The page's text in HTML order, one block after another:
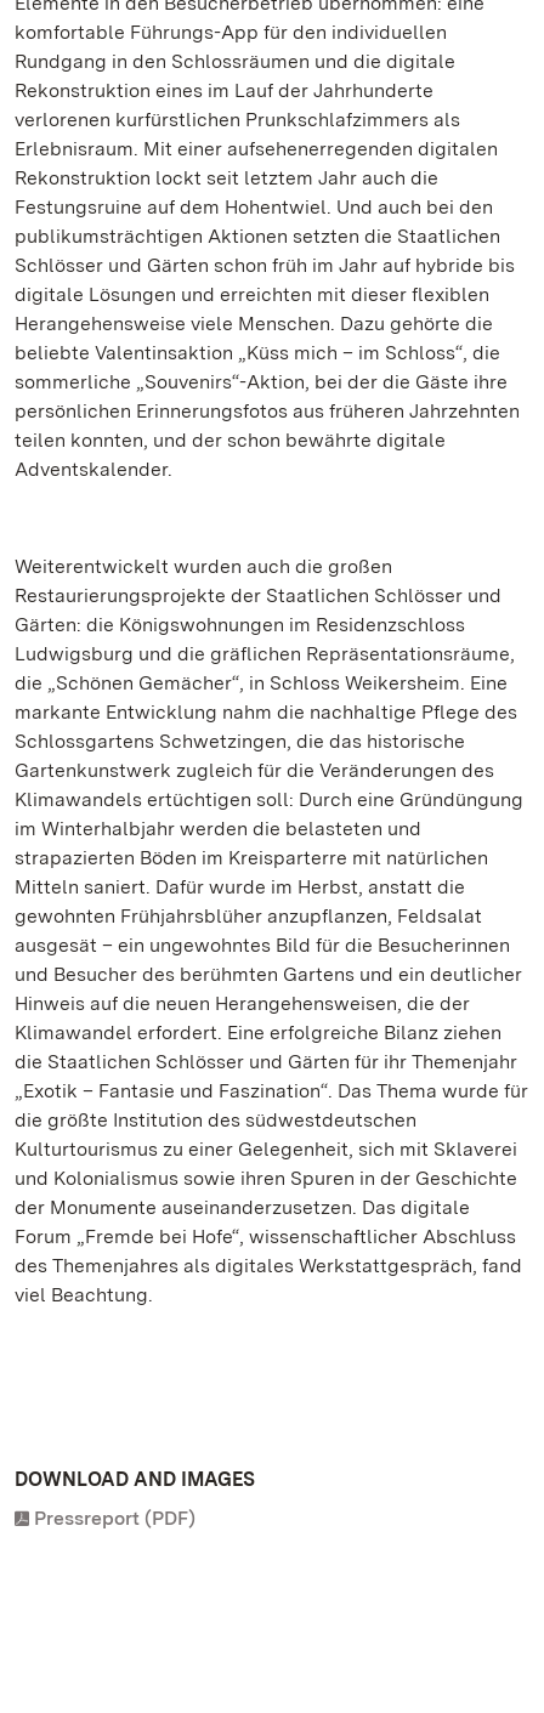
komfortable Führungs-App für den individuellen
Rundgang in den Schlossräumen und die digitale
Rekonstruktion eines im Lauf der Jahrhunderte
verlorenen kurfürstlichen Prunkschlafzimmers als
Erlebnisraum. Mit einer aufsehenerregenden digitalen
Rekonstruktion lockt seit letztem Jahr auch die
Festungsruine auf dem Hohentwiel. Und auch bei den
publikumsträchtigen Aktionen setzten die Staatlichen
Schlösser und Gärten schon früh im Jahr auf hybride bis
digitale Lösungen und erreichten mit dieser flexiblen
Herangehensweise viele Menschen. Dazu gehörte die
beliebte Valentinsaktion „Küss mich – im Schloss“, die
sommerliche „Souvenirs“-Aktion, bei der die Gäste ihre
persönlichen Erinnerungsfotos aus früheren Jahrzehnten
teilen konnten, und der schon bewährte digitale
Adventskalender.
Weiterentwickelt wurden auch die großen
Restaurierungsprojekte der Staatlichen Schlösser und
Gärten: die Königswohnungen im Residenzschloss
Ludwigsburg und die gräflichen Repräsentationsräume,
die „Schönen Gemächer“, in Schloss Weikersheim. Eine
markante Entwicklung nahm die nachhaltige Pflege des
Schlossgartens Schwetzingen, die das historische
Gartenkunstwerk zugleich für die Veränderungen des
Klimawandels ertüchtigen soll: Durch eine Gründüngung
im Winterhalbjahr werden die belasteten und
strapazierten Böden im Kreisparterre mit natürlichen
Mitteln saniert. Dafür wurde im Herbst, anstatt die
gewohnten Frühjahrsblüher anzupflanzen, Feldsalat
ausgesät – ein ungewohntes Bild für die Besucherinnen
und Besucher des berühmten Gartens und ein deutlicher
Hinweis auf die neuen Herangehensweisen, die der
Klimawandel erfordert. Eine erfolgreiche Bilanz ziehen
die Staatlichen Schlösser und Gärten für ihr Themenjahr
„Exotik – Fantasie und Faszination“. Das Thema wurde für
die größte Institution des südwestdeutschen
Kulturtourismus zu einer Gelegenheit, sich mit Sklaverei
und Kolonialismus sowie ihren Spuren in der Geschichte
der Monumente auseinanderzusetzen. Das digitale
Forum „Fremde bei Hofe“, wissenschaftlicher Abschluss
des Themenjahres als digitales Werkstattgespräch, fand
viel Beachtung.
DOWNLOAD AND IMAGES
Pressreport (PDF)